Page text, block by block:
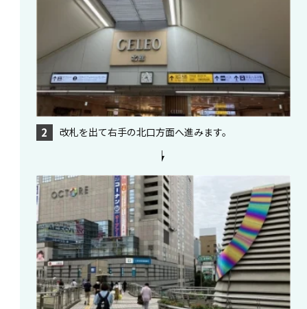
2 改札を出て右手の北口方面へ進みます。